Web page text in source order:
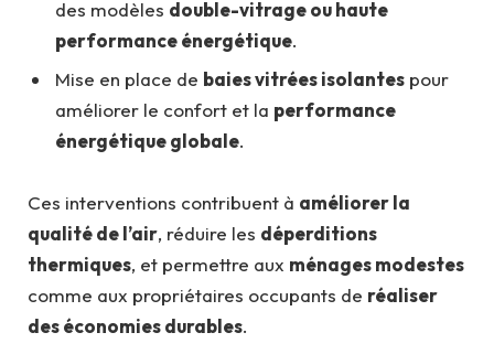
des modèles double-vitrage ou haute
performance énergétique.
Mise en place de baies vitrées isolantes pour
améliorer le confort et la performance
énergétique globale.
Ces interventions contribuent à améliorer la
qualité de l’air, réduire les déperditions
thermiques, et permettre aux ménages modestes
comme aux propriétaires occupants de réaliser
des économies durables.